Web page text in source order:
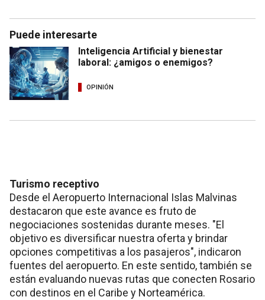
Puede interesarte
Inteligencia Artificial y bienestar
laboral: ¿amigos o enemigos?
OPINIÓN
Turismo receptivo
Desde el Aeropuerto Internacional Islas Malvinas
destacaron que este avance es fruto de
negociaciones sostenidas durante meses. "El
objetivo es diversificar nuestra oferta y brindar
opciones competitivas a los pasajeros", indicaron
fuentes del aeropuerto. En este sentido, también se
están evaluando nuevas rutas que conecten Rosario
con destinos en el Caribe y Norteamérica.